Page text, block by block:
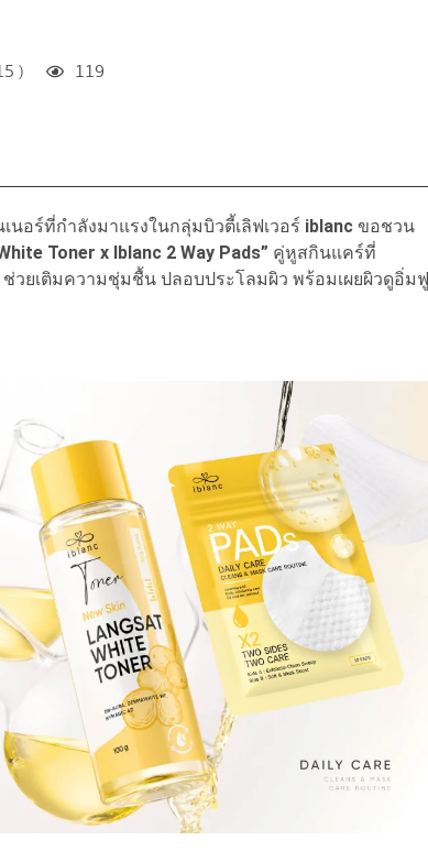
) 119
อร์ที่กำลังมาแรงในกลุ่มบิวตี้เลิฟเวอร์ iblanc ขอชวน
Toner x Iblanc 2 Way Pads” คู่หูสกินแคร์ที่
ยเติมความชุ่มชื้น ปลอบประโลมผิว พร้อมเผยผิวดูอิ่มฟู